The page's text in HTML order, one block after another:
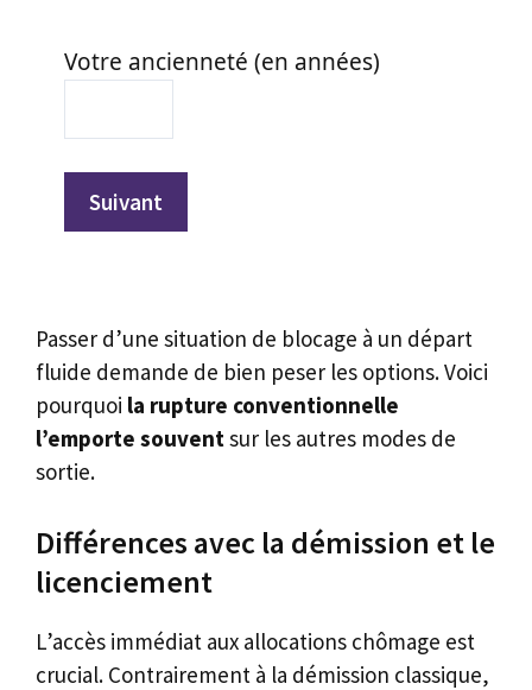
Votre ancienneté (en années)
Suivant
Passer d’une situation de blocage à un départ
fluide demande de bien peser les options. Voici
pourquoi la rupture conventionnelle
l’emporte souventsur les autres modes de
sortie.
Différences avec la démission et le
licenciement
L’accès immédiat aux allocations chômage est
crucial. Contrairement à la démission classique,